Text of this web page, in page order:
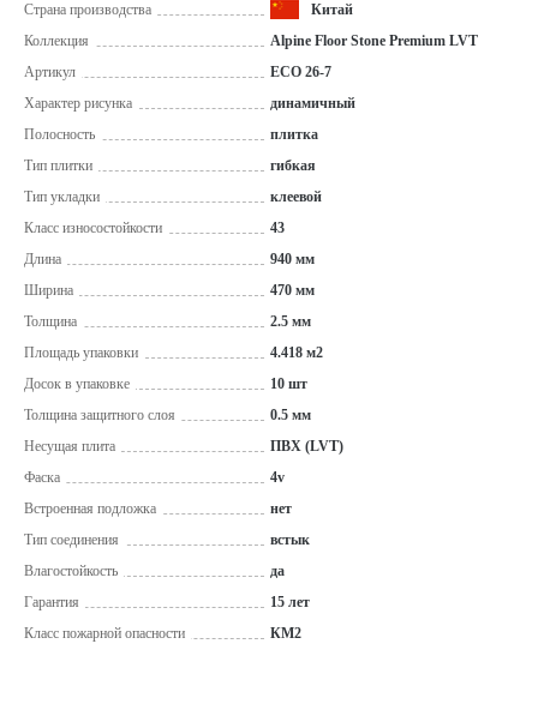
Страна производства
Китай
Коллекция
Alpine Floor Stone Premium LVT
Артикул
ECO 26-7
Характер рисунка
динамичный
Полосность
плитка
Тип плитки
гибкая
Тип укладки
клеевой
Класс износостойкости
43
Длина
940 мм
Ширина
470 мм
Толщина
2.5 мм
Площадь упаковки
4.418 м2
Досок в упаковке
10 шт
Толщина защитного слоя
0.5 мм
Несущая плита
ПВХ (LVT)
Фаска
4v
Встроенная подложка
нет
Тип соединения
встык
Влагостойкость
да
Гарантия
15 лет
Класс пожарной опасности
КМ2